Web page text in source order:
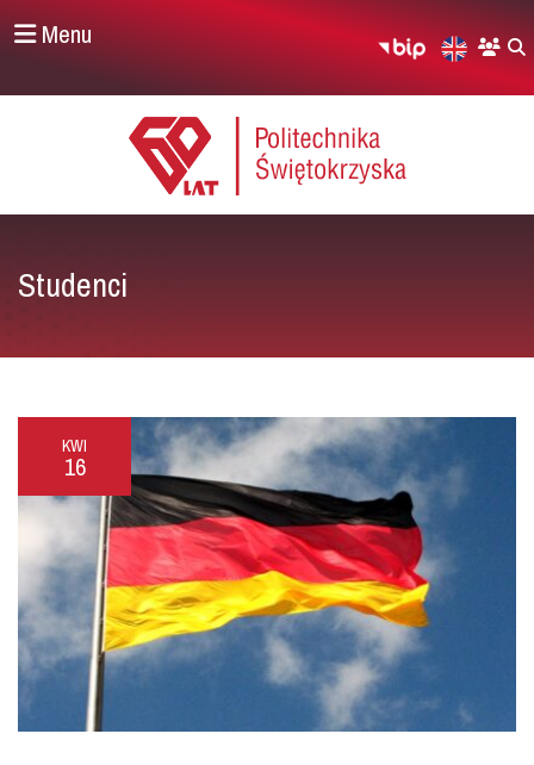
Menu
Studenci
KWI
16